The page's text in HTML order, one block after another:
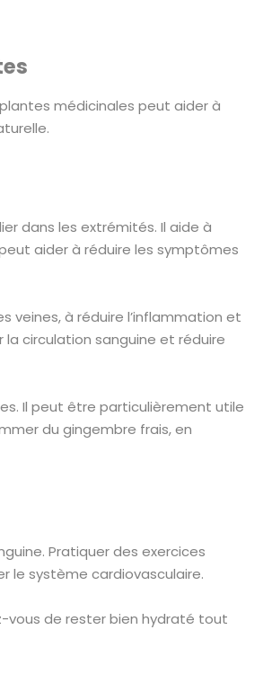
médicinales peut aider à
dans les extrémités. Il aide à
aider à réduire les symptômes
veines, à réduire l’inflammation et
la circulation sanguine et réduire
Il peut être particulièrement utile
du gingembre frais, en
Pratiquer des exercices
le système cardiovasculaire.
vous de rester bien hydraté tout